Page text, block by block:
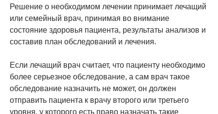
Решение о необходимом лечении принимает лечащий
или семейный врач, принимая во внимание
состояние здоровья пациента, результаты анализов и
составив план обследований и лечения.
Если лечащий врач считает, что пациенту необходимо
более серьезное обследование, а сам врач такое
обследование назначить не может, он должен
отправить пациента к врачу второго или третьего
уровня, у которого есть право назначать такие